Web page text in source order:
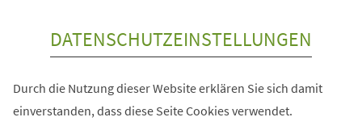
DATENSCHUTZEINSTELLUNGEN
Durch die Nutzung dieser Website erklären Sie sich damit
einverstanden, dass diese Seite Cookies verwendet.